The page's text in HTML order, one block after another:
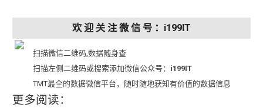
欢 迎 关 注 微 信 号 ：i199IT
扫描微信二维码,数据随身查
扫描左侧二维码或搜索添加微信公众号： i199IT
TMT最全的数据微信平台，随时随地获知有价值的数据信息
更多阅读：